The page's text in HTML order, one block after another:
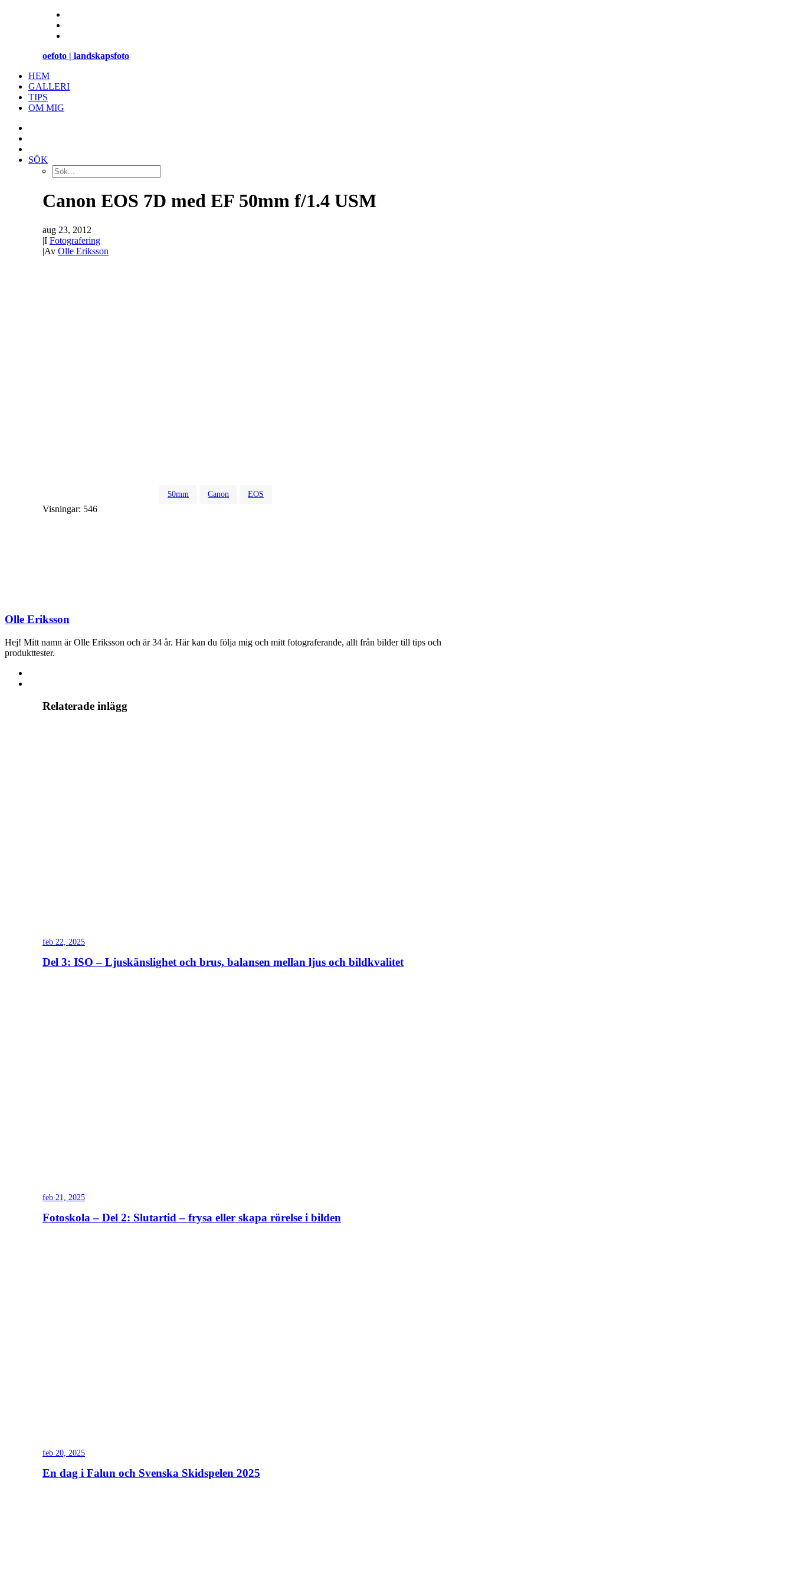
oefoto | landskapsfoto
HEM
GALLERI
TIPS
OM MIG
SÖK
Canon EOS 7D med EF 50mm f/1.4 USM
aug 23, 2012
|I Fotografering
|Av Olle Eriksson
50mm Canon EOS
Visningar: 546
Olle Eriksson
Hej! Mitt namn är Olle Eriksson och är 34 år. Här kan du följa mig och mitt fotograferande, allt från bilder till tips och
produkttester.
Relaterade inlägg
feb 22, 2025
Del 3: ISO – Ljuskänslighet och brus, balansen mellan ljus och bildkvalitet
feb 21, 2025
Fotoskola – Del 2: Slutartid – frysa eller skapa rörelse i bilden
feb 20, 2025
En dag i Falun och Svenska Skidspelen 2025